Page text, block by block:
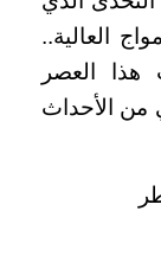
العالية..
هذا العصر
من الأحداث